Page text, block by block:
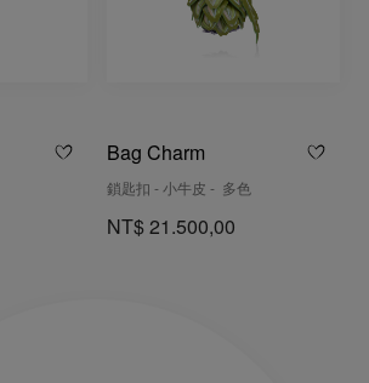
Bag Charm
鎖匙扣 - 小牛皮 - 多色
NT$ 21.500,00